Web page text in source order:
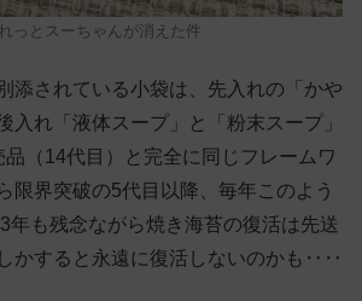
っとスーちゃんが消えた件
添されている小袋は、先入れの「かや
入れ「液体スープ」と「粉末スープ」
（14代目）と完全に同じフレームワ
限界突破の5代目以降、毎年このよう
年も残念ながら焼き海苔の復活は先送
かすると永遠に復活しないのかも‥‥